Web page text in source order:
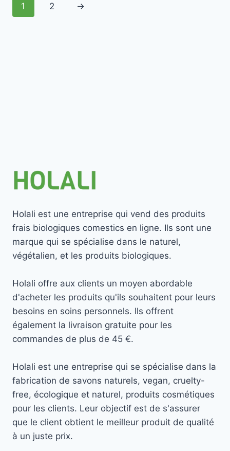
1 2 →
Holali est une entreprise qui vend des produits
frais biologiques comestics en ligne. Ils sont une
marque qui se spécialise dans le naturel,
végétalien, et les produits biologiques.
Holali offre aux clients un moyen abordable
d'acheter les produits qu'ils souhaitent pour leurs
besoins en soins personnels. Ils offrent
également la livraison gratuite pour les
commandes de plus de 45 €.
Holali est une entreprise qui se spécialise dans la
fabrication de savons naturels, vegan, cruelty-
free, écologique et naturel, produits cosmétiques
pour les clients. Leur objectif est de s'assurer
que le client obtient le meilleur produit de qualité
à un juste prix.